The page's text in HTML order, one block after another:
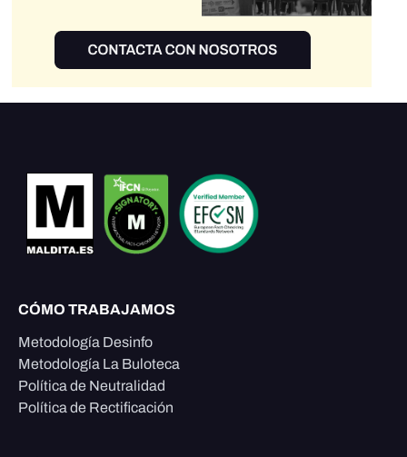
CÓMO TRABAJAMOS
Metodología Desinfo
Metodología La Buloteca
Política de Neutralidad
Política de Rectificación